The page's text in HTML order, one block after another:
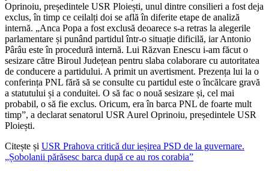
Oprinoiu, președintele USR Ploiești, unul dintre consilieri a fost deja
exclus, în timp ce ceilalți doi se află în diferite etape de analiză
internă. „Anca Popa a fost exclusă deoarece s-a retras la alegerile
parlamentare și punând partidul într-o situație dificilă, iar Antonio
Pârâu este în procedură internă. Lui Răzvan Enescu i-am făcut o
sesizare către Biroul Județean pentru slaba colaborare cu autoritatea
de conducere a partidului. A primit un avertisment. Prezența lui la o
conferința PNL fără să se consulte cu partidul este o încălcare gravă
a statutului și a conduitei. O să fac o nouă sesizare și, cel mai
probabil, o să fie exclus. Oricum, era în barca PNL de foarte mult
timp”, a declarat senatorul USR Aurel Oprinoiu, președintele USR
Ploiești.
Citește și USR Prahova critică dur ieșirea PSD de la guvernare.
„Șobolanii părăsesc barca după ce au ros corabia”